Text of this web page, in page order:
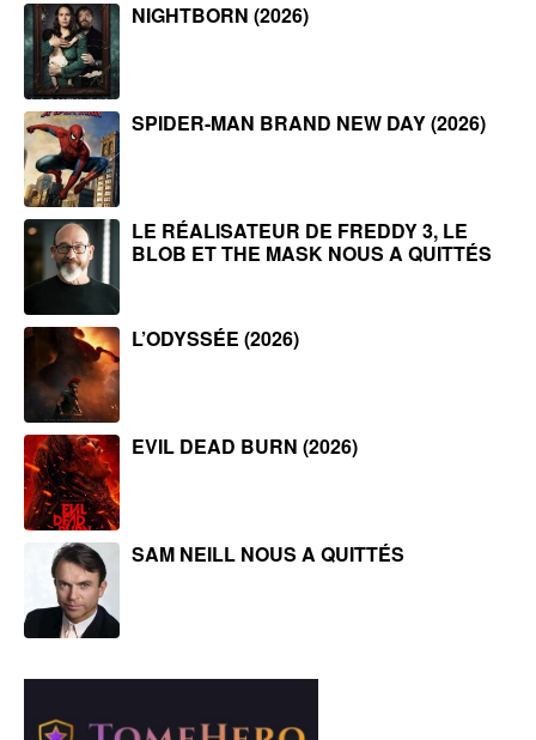
NIGHTBORN (2026)
SPIDER-MAN BRAND NEW DAY (2026)
LE RÉALISATEUR DE FREDDY 3, LE
BLOB ET THE MASK NOUS A QUITTÉS
L’ODYSSÉE (2026)
EVIL DEAD BURN (2026)
SAM NEILL NOUS A QUITTÉS